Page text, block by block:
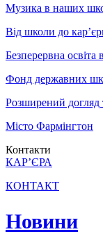
Музика в наших
Від школи до
Безперервна освіта
Фонд державних
Розширений догляд
Місто Фармінгтон
Контакти
КАР’ЄРА
КОНТАКТ
Новини